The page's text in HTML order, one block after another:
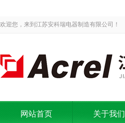
欢迎您，来到江苏安科瑞电器制造有限公司！
网站首页 关于我们